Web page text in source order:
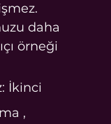
daha
örneği
İkinci
,